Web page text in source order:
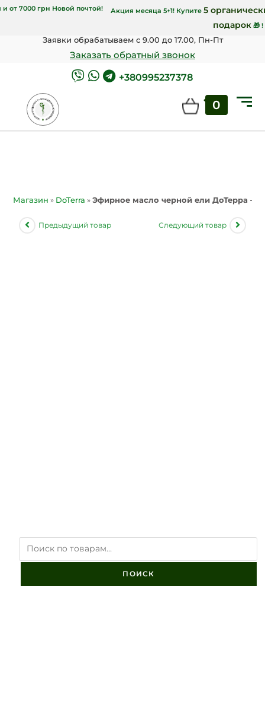
грн Укрпочтой и от 7000 грн Новой почтой! Акция месяца 5+1! Купите
Заявки обрабатываем с 9.00 до 17.00, Пн-Пт
Заказать обратный звонок
+380995237378
0
Магазин » DoTerra »Эфирное масло черной ели ДоТерра –
Предыдущий товар Следующий товар
ПОИСК